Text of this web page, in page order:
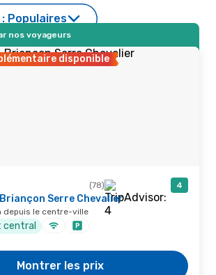
Populaires
nos voyageurs
disponible
(78) 4
Serre Chevalier
depuis le centre-ville
central
Montrer les prix